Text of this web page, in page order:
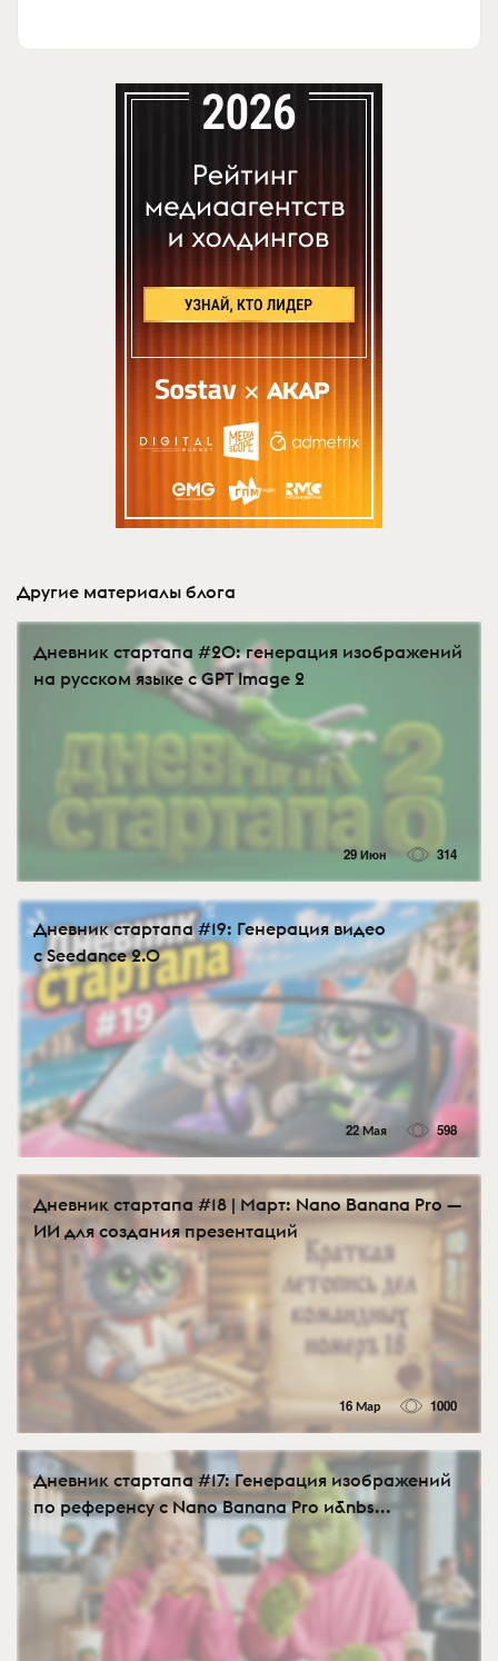
Другие материалы блога
Дневник стартапа #20: генерация изображений
на русском языке с GPT Image 2
29 Июн 314
Дневник стартапа #19: Генерация видео
с Seedance 2.0
22 Мая 598
Дневник стартапа #18 | Март: Nano Banana Pro —
ИИ для создания презентаций
16 Мар 1000
Дневник стартапа #17: Генерация изображений
по референсу с Nano Banana Pro и&nbs...